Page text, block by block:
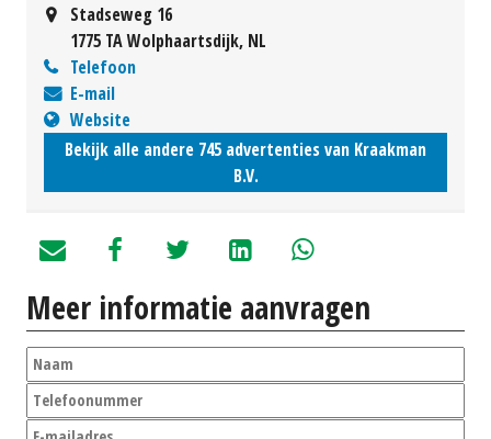
Stadseweg 16
1775 TA Wolphaartsdijk, NL
Telefoon
E-mail
Website
Bekijk alle andere 745 advertenties van Kraakman
B.V.
Meer informatie aanvragen